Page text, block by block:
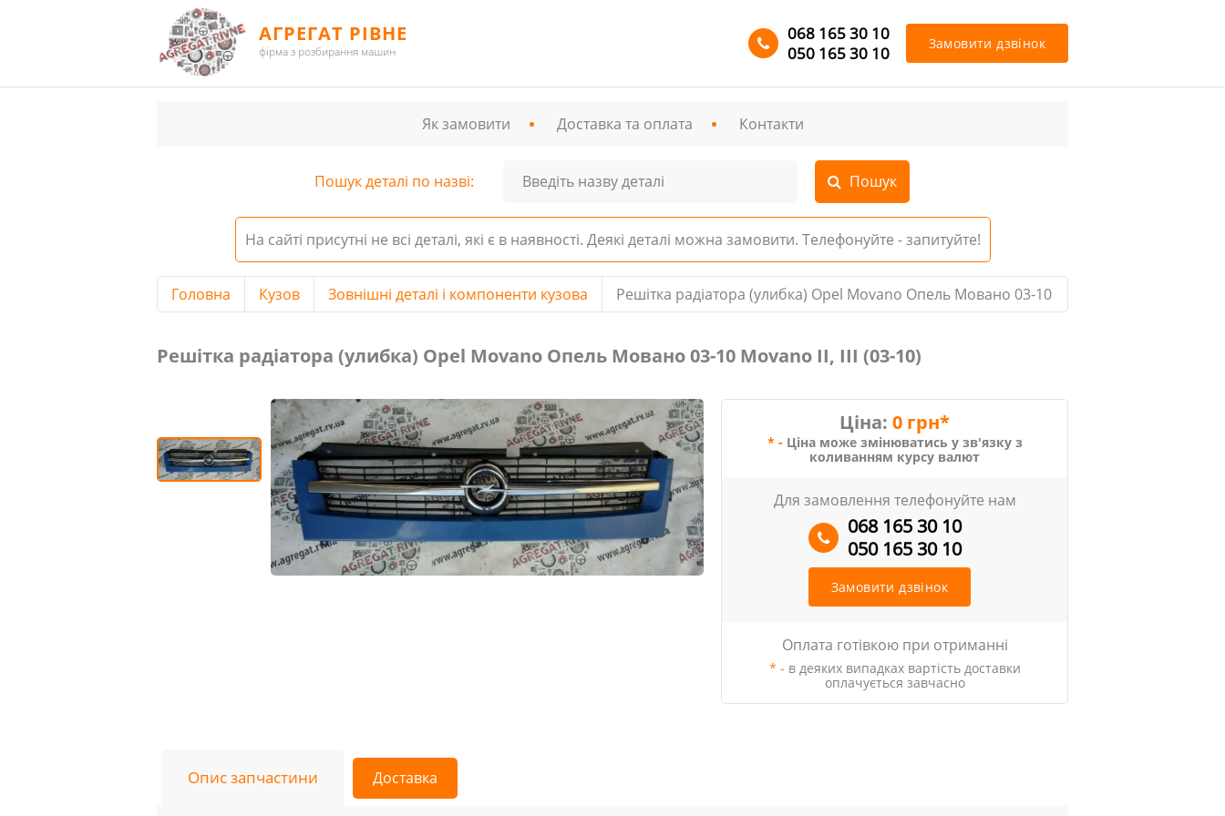
АГРЕГАТ РІВНЕ
фірма з розбирання машин
068 165 30 10
050 165 30 10
Замовити дзвінок
Як замовити Доставка та оплата Контакти
Пошук деталі по назві:
На сайті присутні не всі деталі, які є в наявності. Деякі деталі можна замовити. Телефонуйте - запитуйте!
Головна Кузов Зовнішні деталі і компоненти кузова Решітка радіатора (улибка) Opel Movano Опель Мовано 03-10
Решітка радіатора (улибка) Opel Movano Опель Мовано 03-10 Movano II, III (03-10)
Ціна: 0 грн*
* - Ціна може змінюватись у зв'язку з
коливанням курсу валют
Для замовлення телефонуйте нам
068 165 30 10
050 165 30 10
Замовити дзвінок
Оплата готівкою при отриманні
* - в деяких випадках вартість доставки
оплачується завчасно
Опис запчастини Доставка